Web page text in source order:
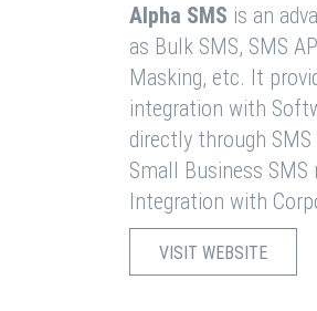
Alpha SMS is an
as Bulk SMS, SMS
Masking, etc. It
integration with
directly through
Small Business SMS
Integration with
VISIT WEBSITE